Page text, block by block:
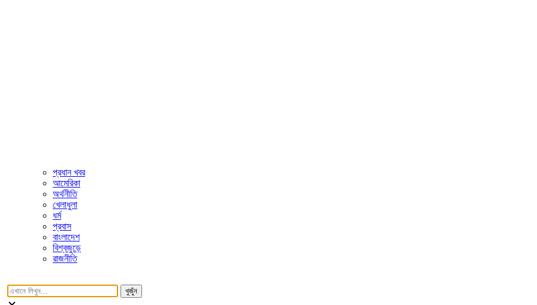
প্রধান খবর
আমেরিকা
অর্থনীতি
খেলাধুলা
ধর্ম
প্রবাস
বাংলাদেশ
বিশ্বজুড়ে
রাজনীতি
খুজুঁন